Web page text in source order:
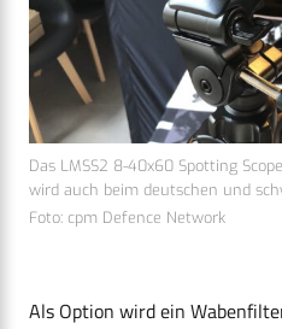
Das LMSS2 8-40x60 Spotting
wird auch beim deutschen und
Foto: cpm Defence Network
Als Option wird ein